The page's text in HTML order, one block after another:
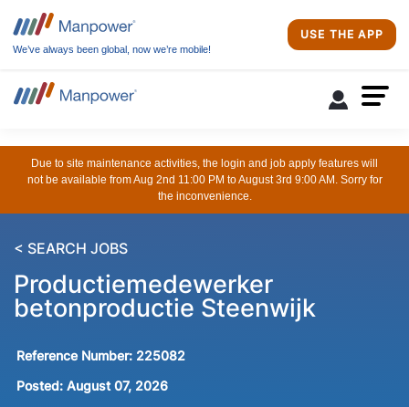
We’ve always been global, now we’re mobile!
USE THE APP
Due to site maintenance activities, the login and job apply features will
not be available from Aug 2nd 11:00 PM to August 3rd 9:00 AM. Sorry for
the inconvenience.
< SEARCH JOBS
Productiemedewerker
betonproductie Steenwijk
Reference Number: 225082
Posted: August 07, 2026